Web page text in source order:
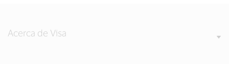
Acerca de Visa